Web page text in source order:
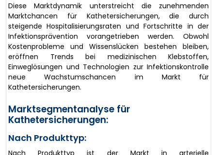
Diese Marktdynamik unterstreicht die zunehmenden
Marktchancen für Kathetersicherungen, die durch
steigende Hospitalisierungsraten und Fortschritte in der
Infektionsprävention vorangetrieben werden. Obwohl
Kostenprobleme und Wissenslücken bestehen bleiben,
eröffnen Trends bei medizinischen Klebstoffen,
Einweglösungen und Technologien zur Infektionskontrolle
neue Wachstumschancen im Markt für
Kathetersicherungen.
Marktsegmentanalyse für
Kathetersicherungen:
Nach Produkttyp:
Nach Produkttyp ist der Markt in arterielle